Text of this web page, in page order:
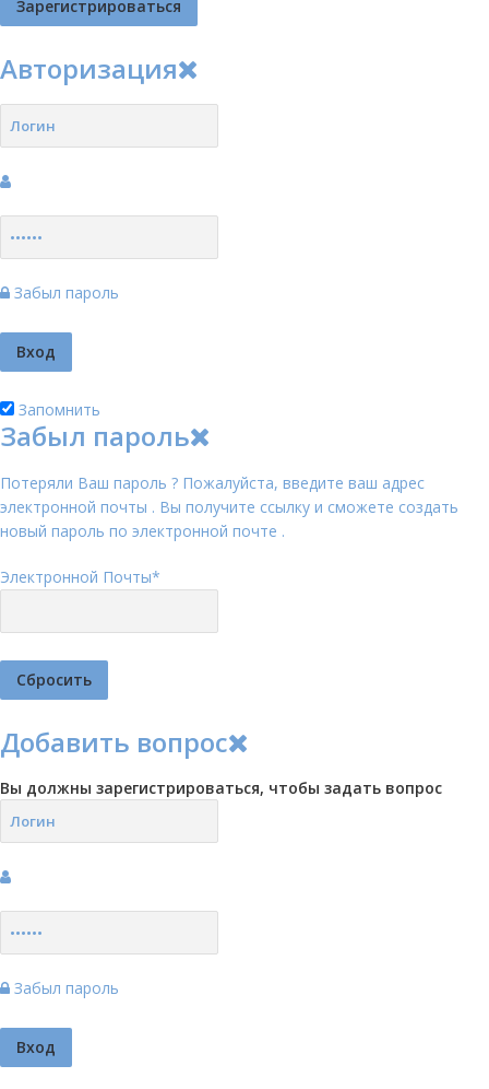
Авторизация
Забыл пароль
Запомнить
Забыл пароль
Потеряли Ваш пароль ? Пожалуйста, введите ваш адрес
электронной почты . Вы получите ссылку и сможете создать
новый пароль по электронной почте .
Электронной Почты*
Добавить вопрос
Вы должны зарегистрироваться, чтобы задать вопрос
Забыл пароль